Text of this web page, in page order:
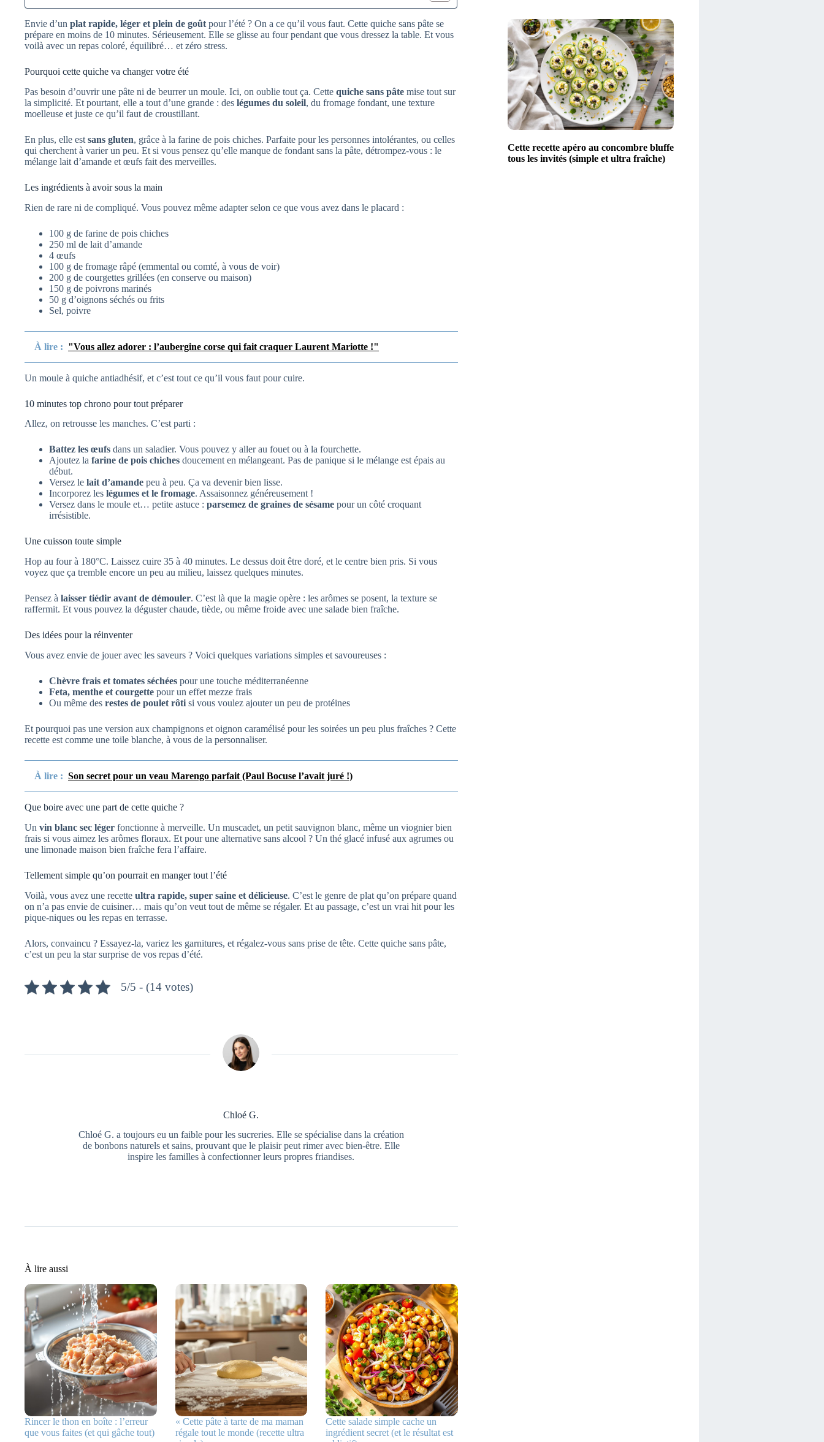
Envie d’un plat rapide, léger et plein de goût pour l’été ? On a ce qu’il vous faut. Cette quiche sans pâte se
prépare en moins de 10 minutes. Sérieusement. Elle se glisse au four pendant que vous dressez la table. Et vous
voilà avec un repas coloré, équilibré… et zéro stress.
Pourquoi cette quiche va changer votre été
Pas besoin d’ouvrir une pâte ni de beurrer un moule. Ici, on oublie tout ça. Cette quiche sans pâte mise tout sur
la simplicité. Et pourtant, elle a tout d’une grande : des légumes du soleil, du fromage fondant, une texture
moelleuse et juste ce qu’il faut de croustillant.
En plus, elle est sans gluten, grâce à la farine de pois chiches. Parfaite pour les personnes intolérantes, ou celles
qui cherchent à varier un peu. Et si vous pensez qu’elle manque de fondant sans la pâte, détrompez-vous : le
mélange lait d’amande et œufs fait des merveilles.
Les ingrédients à avoir sous la main
Rien de rare ni de compliqué. Vous pouvez même adapter selon ce que vous avez dans le placard :
100 g de farine de pois chiches
250 ml de lait d’amande
4 œufs
100 g de fromage râpé (emmental ou comté, à vous de voir)
200 g de courgettes grillées (en conserve ou maison)
150 g de poivrons marinés
50 g d’oignons séchés ou frits
Sel, poivre
À lire : "Vous allez adorer : l’aubergine corse qui fait craquer Laurent Mariotte !"
Un moule à quiche antiadhésif, et c’est tout ce qu’il vous faut pour cuire.
10 minutes top chrono pour tout préparer
Allez, on retrousse les manches. C’est parti :
Battez les œufs dans un saladier. Vous pouvez y aller au fouet ou à la fourchette.
Ajoutez la farine de pois chiches doucement en mélangeant. Pas de panique si le mélange est épais au
début.
Versez le lait d’amande peu à peu. Ça va devenir bien lisse.
Incorporez les légumes et le fromage. Assaisonnez généreusement !
Versez dans le moule et… petite astuce : parsemez de graines de sésame pour un côté croquant
irrésistible.
Une cuisson toute simple
Hop au four à 180°C. Laissez cuire 35 à 40 minutes. Le dessus doit être doré, et le centre bien pris. Si vous
voyez que ça tremble encore un peu au milieu, laissez quelques minutes.
Pensez à laisser tiédir avant de démouler. C’est là que la magie opère : les arômes se posent, la texture se
raffermit. Et vous pouvez la déguster chaude, tiède, ou même froide avec une salade bien fraîche.
Des idées pour la réinventer
Vous avez envie de jouer avec les saveurs ? Voici quelques variations simples et savoureuses :
Chèvre frais et tomates séchées pour une touche méditerranéenne
Feta, menthe et courgette pour un effet mezze frais
Ou même des restes de poulet rôti si vous voulez ajouter un peu de protéines
Et pourquoi pas une version aux champignons et oignon caramélisé pour les soirées un peu plus fraîches ? Cette
recette est comme une toile blanche, à vous de la personnaliser.
À lire : Son secret pour un veau Marengo parfait (Paul Bocuse l’avait juré !)
Que boire avec une part de cette quiche ?
Un vin blanc sec léger fonctionne à merveille. Un muscadet, un petit sauvignon blanc, même un viognier bien
frais si vous aimez les arômes floraux. Et pour une alternative sans alcool ? Un thé glacé infusé aux agrumes ou
une limonade maison bien fraîche fera l’affaire.
Tellement simple qu’on pourrait en manger tout l’été
Voilà, vous avez une recette ultra rapide, super saine et délicieuse. C’est le genre de plat qu’on prépare quand
on n’a pas envie de cuisiner… mais qu’on veut tout de même se régaler. Et au passage, c’est un vrai hit pour les
pique-niques ou les repas en terrasse.
Alors, convaincu ? Essayez-la, variez les garnitures, et régalez-vous sans prise de tête. Cette quiche sans pâte,
c’est un peu la star surprise de vos repas d’été.
5/5 - (14 votes)
Chloé G.
Chloé G. a toujours eu un faible pour les sucreries. Elle se spécialise dans la création
de bonbons naturels et sains, prouvant que le plaisir peut rimer avec bien-être. Elle
inspire les familles à confectionner leurs propres friandises.
À lire aussi
Rincer le thon en boîte : l’erreur
que vous faites (et qui gâche tout)
« Cette pâte à tarte de ma maman
régale tout le monde (recette ultra
Cette salade simple cache un
ingrédient secret (et le résultat est
Cette recette apéro au concombre bluffe
tous les invités (simple et ultra fraîche)